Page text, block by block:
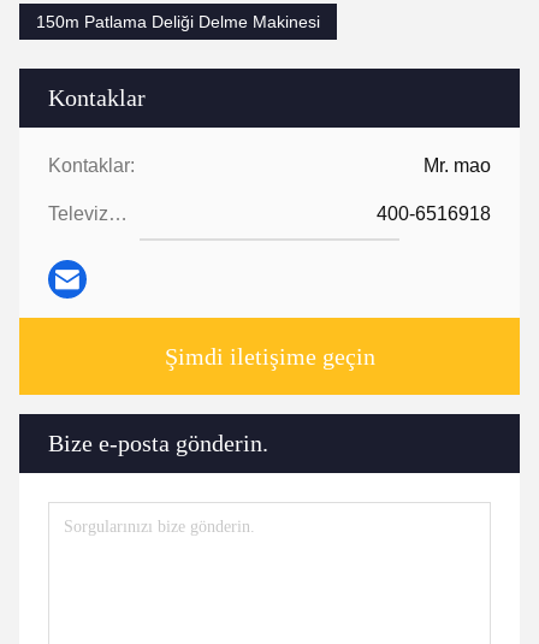
Kontaklar
Kontaklar: Mr. mao
Televizyon: 400-6516918
Şimdi iletişime geçin
Bize e-posta gönderin.
150m Patlama Deliği Delme Makinesi